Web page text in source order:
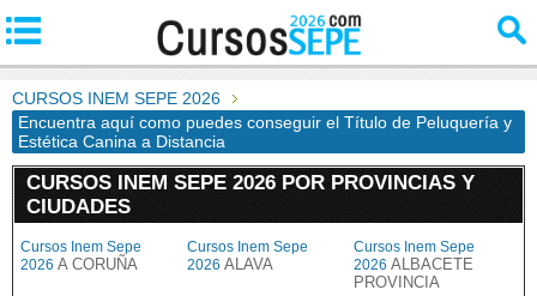
CURSOS INEM SEPE 2026
Encuentra aquí como puedes conseguir el Título de Peluquería y
Estética Canina a Distancia
CURSOS INEM SEPE 2026 POR PROVINCIAS Y
CIUDADES
Cursos Inem Sepe
2026 A CORUÑA
Cursos Inem Sepe
2026 ALAVA
Cursos Inem Sepe
2026 ALBACETE
PROVINCIA